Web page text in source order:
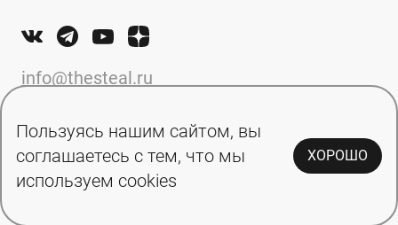
Пользуясь нашим сайтом, вы
соглашаетесь с тем, что мы
используем cookies
ХОРОШО
info@thesteal.ru
Статьи
Подкасты
Турниры
Контакты